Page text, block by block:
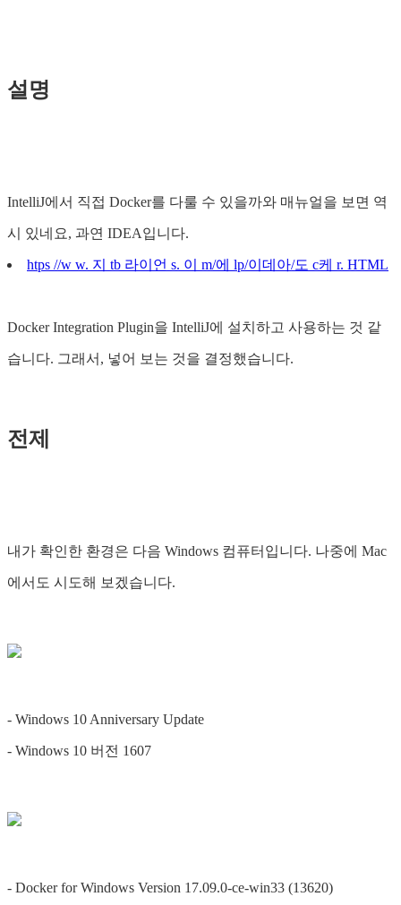
설명
IntelliJ에서 직접 Docker를 다룰 수 있을까와 매뉴얼을 보면 역
시 있네요, 과연 IDEA입니다.
htps //w w. 지 tb 라이언 s. 이 m/에 lp/이데아/도 c케 r. HTML
Docker Integration Plugin을 IntelliJ에 설치하고 사용하는 것 같
습니다. 그래서, 넣어 보는 것을 결정했습니다.
전제
내가 확인한 환경은 다음 Windows 컴퓨터입니다. 나중에 Mac
에서도 시도해 보겠습니다.
- Windows 10 Anniversary Update
- Windows 10 버전 1607
- Docker for Windows Version 17.09.0-ce-win33 (13620)